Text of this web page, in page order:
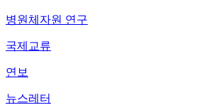
병원체자원 연구
국제교류
연보
뉴스레터